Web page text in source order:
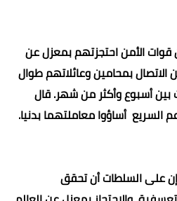
قوات الأمن احتجزتهم بمعزل عن
بمحامين وعائلاتهم طوال
بين أسبوع وأكثر من شهر. قال
السريع أساؤوا معاملتهما بدنيا.
على السلطات أن تحقق